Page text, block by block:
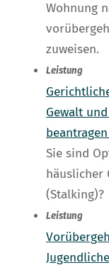
Wohnung
zuweisen.
Leistung
Gewalt
Sie sind
häuslicher
(Stalking)?
Leistung